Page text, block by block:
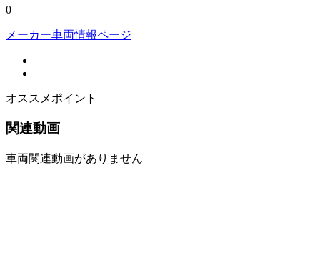
0
メーカー車両情報ページ
オススメポイント
関連動画
車両関連動画がありません